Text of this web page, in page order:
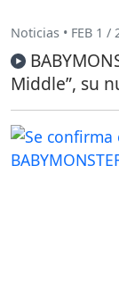
Noticias • FEB 1 /
Middle”, su